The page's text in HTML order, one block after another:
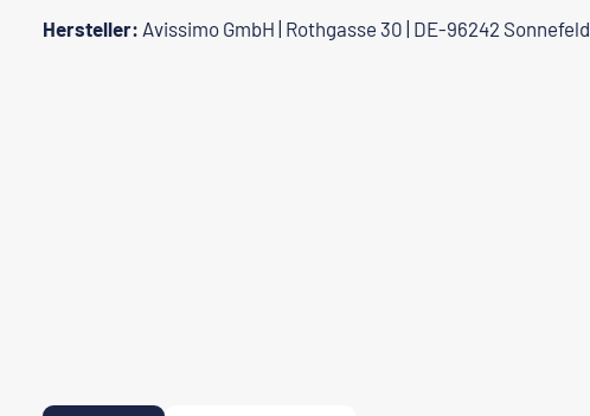
Hersteller: Avissimo GmbH | Rothgasse 30 | DE-96242 Sonnefeld